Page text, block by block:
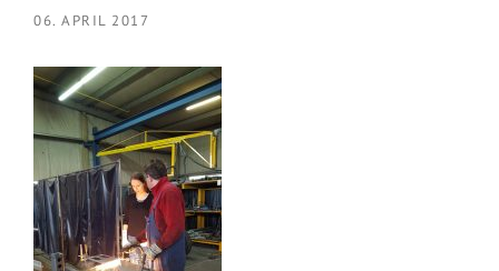
06. APRIL 2017